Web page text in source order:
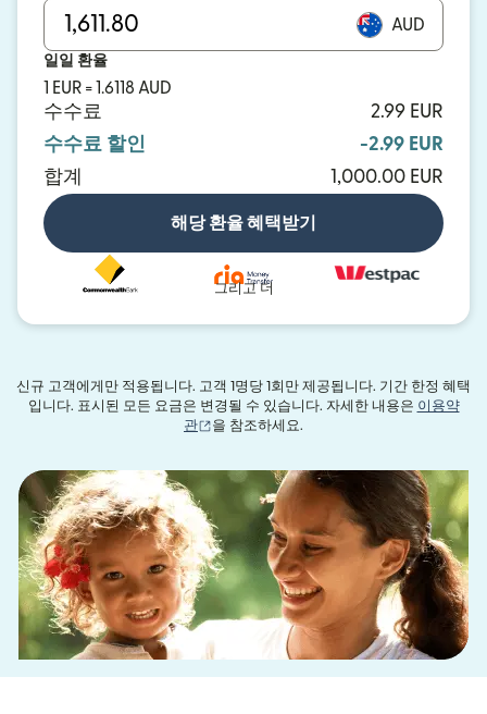
AUD
일일 환율
1 EUR = 1.6118 AUD
수수료
2.99 EUR
수수료 할인
-2.99 EUR
합계
1,000.00 EUR
해당 환율 혜택받기
그리고 더
신규 고객에게만 적용됩니다. 고객 1명당 1회만 제공됩니다. 기간 한정 혜택
입니다. 표시된 모든 요금은 변경될 수 있습니다. 자세한 내용은 이용약
관
(새 창에서 열림)
을 참조하세요.